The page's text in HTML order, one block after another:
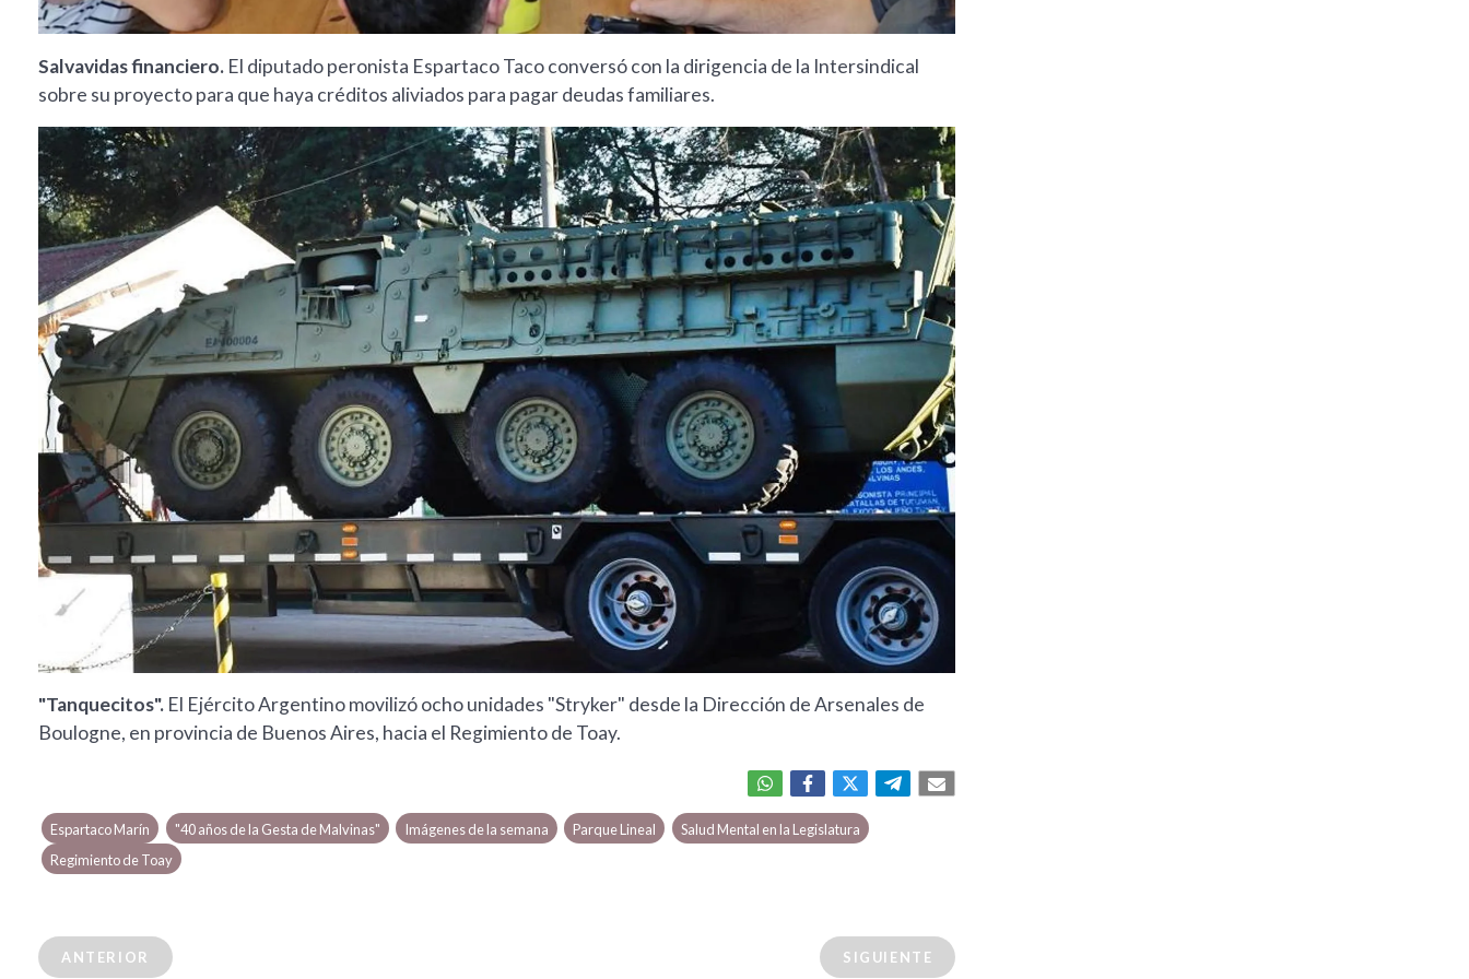
Salvavidas financiero. El diputado peronista Espartaco Taco conversó con la dirigencia de la Intersindical
sobre su proyecto para que haya créditos aliviados para pagar deudas familiares.
"Tanquecitos". El Ejército Argentino movilizó ocho unidades "Stryker" desde la Dirección de Arsenales de
Boulogne, en provincia de Buenos Aires, hacia el Regimiento de Toay.
Espartaco Marín "40 años de la Gesta de Malvinas" Imágenes de la semana Parque Lineal
Salud Mental en la Legislatura
Regimiento de Toay
ANTERIOR SIGUIENTE